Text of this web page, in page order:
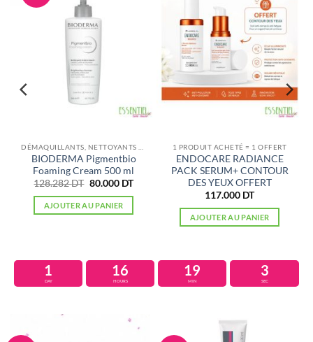
BIODERMA Pigmentbio
Foaming Cream 500 ml
128.282DT Le
initial
était :
80.000 DTLe
AJOUTER AU PANIER
1 PRODUIT ACHETÉ = 1 OFFERT
ENDOCARE RADIANCE
PACK SERUM+ CONTOUR
DES YEUX OFFERT
117.000 DT
AJOUTER AU PANIER
1
DAY
16
HOURS
19
MIN
2
SEC